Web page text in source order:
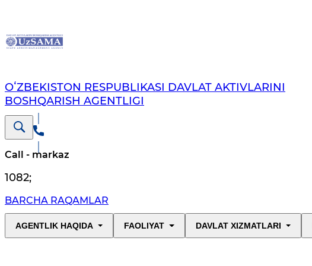
OʻZBEKISTON RESPUBLIKASI DAVLAT AKTIVLARINI
BOSHQARISH AGENTLIGI
Call - markaz
1082;
BARCHA RAQAMLAR
AGENTLIK HAQIDA FAOLIYAT DAVLAT XIZMATLARI